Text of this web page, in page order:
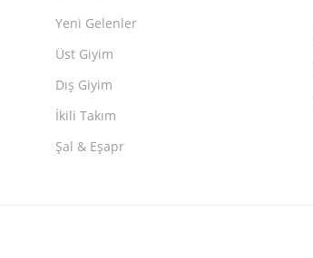
Yeni Gelenler
Üst Giyim
Dış Giyim
İkili Takım
Şal & Eşapr